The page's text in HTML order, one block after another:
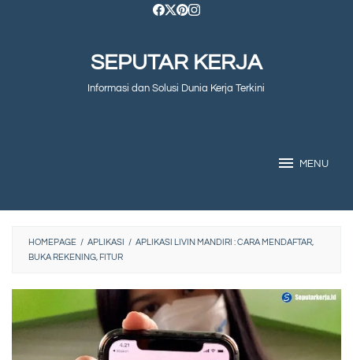
SEPUTAR KERJA
Informasi dan Solusi Dunia Kerja Terkini
MENU
HOMEPAGE / APLIKASI / APLIKASI LIVIN MANDIRI : CARA MENDAFTAR,
BUKA REKENING, FITUR